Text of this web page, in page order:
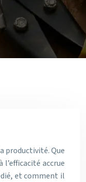
productivité. Que
accrue
et comment il